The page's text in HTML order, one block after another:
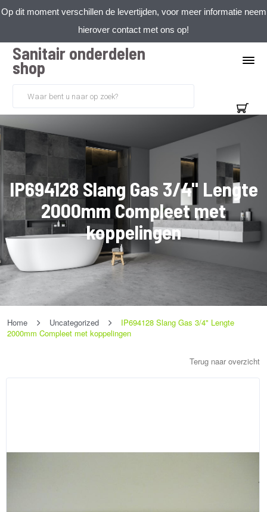
Op dit moment verschillen de levertijden, voor meer informatie neem
hierover contact met ons op!
Sanitair onderdelen
shop
IP694128 Slang Gas 3/4" Lengte
2000mm Compleet met
koppelingen
Home Uncategorized
IP694128 Slang Gas 3/4" Lengte
2000mm Compleet met koppelingen
Terug naar overzicht